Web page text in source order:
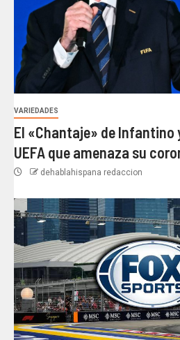
VARIEDADES
El «Chantaje» de Infantino
UEFA que amenaza su
dehablahispana redaccion